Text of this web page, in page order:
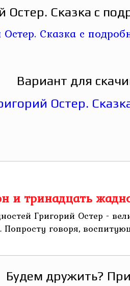
Остер. Сказка с
Вариант для
и тринадцать
Григорий Остер -
говоря,
Будем дружить?